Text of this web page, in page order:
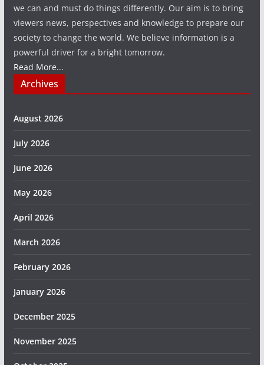
we can and must do things differently. Our aim is to bring
viewers news, perspectives and knowledge to prepare our
society to change the world. We believe information is a
powerful driver for a bright tomorrow.
Read More...
Archives
August 2026
July 2026
June 2026
May 2026
April 2026
March 2026
February 2026
January 2026
December 2025
November 2025